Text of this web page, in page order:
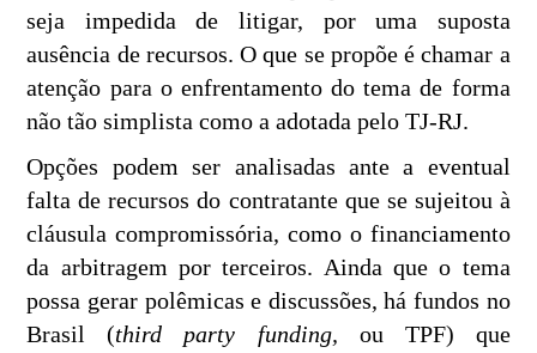
seja impedida de litigar, por uma suposta
ausência de recursos. O que se propõe é chamar a
atenção para o enfrentamento do tema de forma
não tão simplista como a adotada pelo TJ-RJ.
Opções podem ser analisadas ante a eventual
falta de recursos do contratante que se sujeitou à
cláusula compromissória, como o financiamento
da arbitragem por terceiros. Ainda que o tema
possa gerar polêmicas e discussões, há fundos no
Brasil (third party funding, ou
TPF) que